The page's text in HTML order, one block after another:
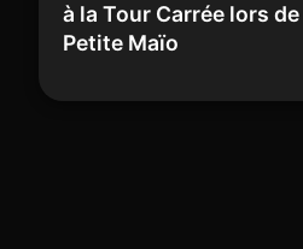
à la Tour Carrée lors
Petite Maïo